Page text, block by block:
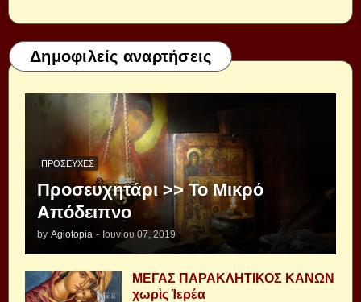
Δημοφιλείς αναρτήσεις
ΠΡΟΣΕΥΧΈΣ
Προσευχητάρι >> Το Μικρό
Απόδειπνο
by Agiotopia - Ιουνίου 07, 2019
ΜΕΓΑΣ ΠΑΡΑΚΛΗΤΙΚΟΣ ΚΑΝΩΝ
χωρὶς Ἱερέα